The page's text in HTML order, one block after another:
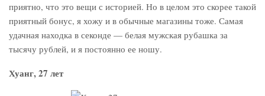
приятно, что это вещи с историей. Но в целом это скорее такой
приятный бонус, я хожу и в обычные магазины тоже. Самая
удачная находка в секонде — белая мужская рубашка за
тысячу рублей, и я постоянно ее ношу.
Хуанг, 27 лет